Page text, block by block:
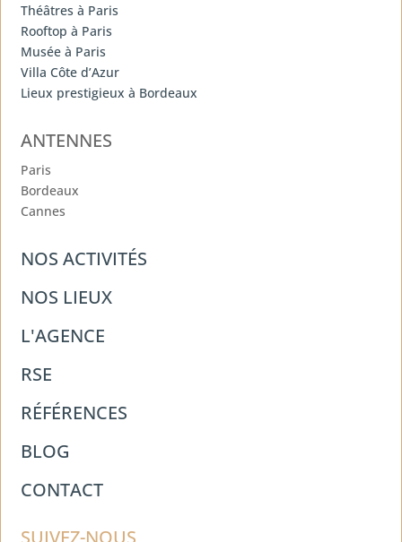
Théâtres à Paris
Rooftop à Paris
Musée à Paris
Villa Côte d’Azur
Lieux prestigieux à Bordeaux
ANTENNES
Paris
Bordeaux
Cannes
NOS ACTIVITÉS
NOS LIEUX
L'AGENCE
RSE
RÉFÉRENCES
BLOG
CONTACT
SUIVEZ-NOUS